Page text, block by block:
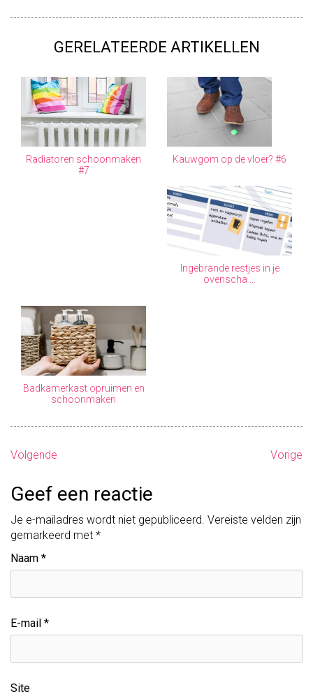
GERELATEERDE ARTIKELLEN
Radiatoren schoonmaken
#7
Kauwgom op de vloer? #6
Ingebrande restjes in je
ovenscha ...
Badkamerkast opruimen en
schoonmaken
B
e
r
i
c
t
n
a
Vorige
Volgende
Geef een reactie
Je e-mailadres wordt niet gepubliceerd. Vereiste velden zijn
gemarkeerd met *
Naam *
E-mail *
Site